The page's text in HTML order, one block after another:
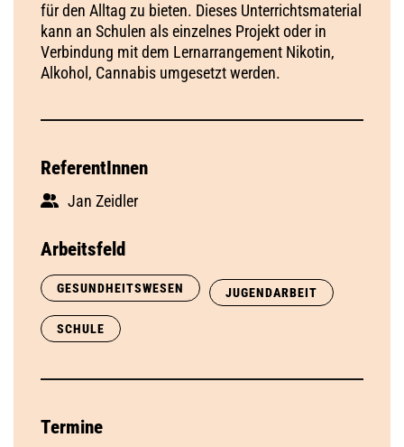
für den Alltag zu bieten. Dieses Unterrichtsmaterial
kann an Schulen als einzelnes Projekt oder in
Verbindung mit dem Lernarrangement Nikotin,
Alkohol, Cannabis umgesetzt werden.
ReferentInnen
Jan Zeidler
Arbeitsfeld
GESUNDHEITSWESEN JUGENDARBEIT
SCHULE
Termine